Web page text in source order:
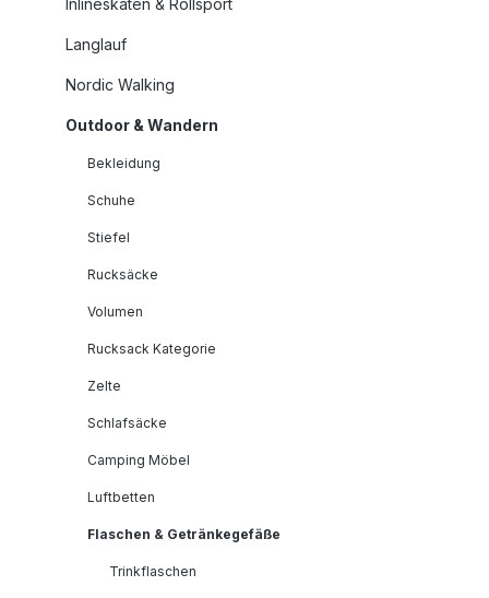
Langlauf
Nordic Walking
Outdoor & Wandern
Bekleidung
Schuhe
Stiefel
Rucksäcke
Volumen
Rucksack Kategorie
Zelte
Schlafsäcke
Camping Möbel
Luftbetten
Flaschen & Getränkegefäße
Trinkflaschen